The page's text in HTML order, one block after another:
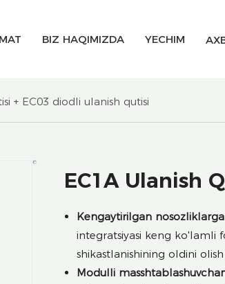
BIZ HAQIMIZDA YECHIM
+ EC03 diodli ulanish qutisi
EC1A Ulanish
Kengaytirilgan
integratsiyasi keng ko'lamli
shikastlanishining oldini
Modulli